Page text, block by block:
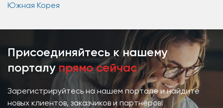
Южная Корея
Присоединяйтесь к нашему
порталу прямо сейчас
Зарегистрируйтесь на нашем портале и найдите
новых клиентов, заказчиков и партнёров!